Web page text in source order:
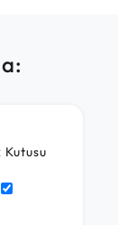
Kutusu